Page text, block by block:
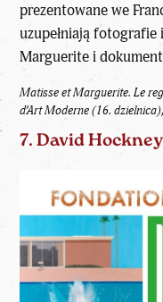
prezentowane we
uzupełniają
Marguerite i
Matisse et Marguerite. Le
d’Art Moderne (16.
7. David Hockney